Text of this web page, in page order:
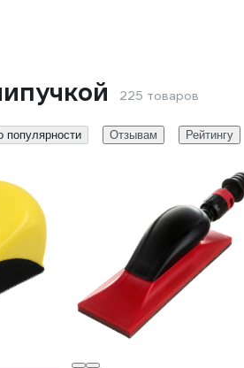
225 товаров
популярности Отзывам Рейтингу